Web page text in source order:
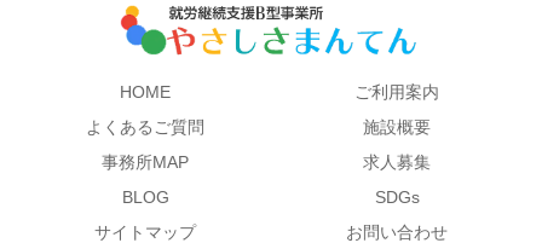
HOME
ご利用案内
よくあるご質問
施設概要
事務所MAP
求人募集
BLOG
SDGs
サイトマップ
お問い合わせ